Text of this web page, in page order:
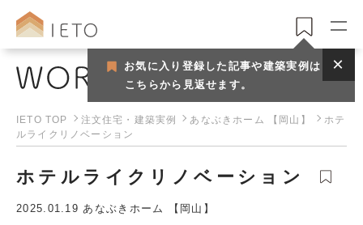
お気に入り登録した記事や建築実例は
こちらから見返せます。
注文住宅・建築実例
IETO TOP 注文住宅・建築実例 あなぶきホーム 【岡山】
ホテ
ルライクリノベーション
ホテルライクリノベーション
2025.01.19あなぶきホーム 【岡山】